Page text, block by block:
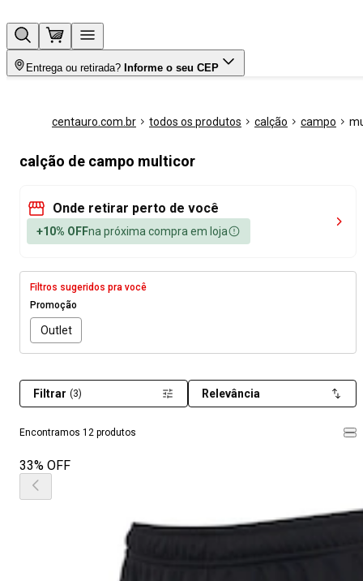
Entrega ou retirada? Informe o seu CEP
centauro.com.br todos os produtos calção campo
calção de campo multicor
Onde retirar perto de você
+10% OFFna próxima compra em loja
Filtros sugeridos pra você
Promoção
Outlet
Encontramos 12 produtos
Filtrar (3) Relevância
33% OFF